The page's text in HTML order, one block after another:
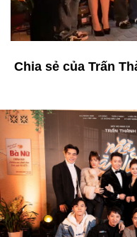
Chia sẻ của Trấn